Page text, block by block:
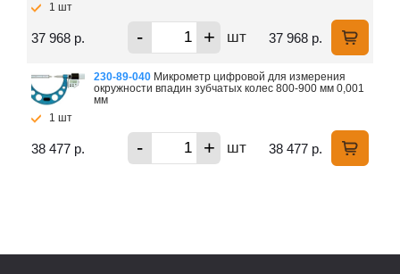
1 шт
37 968 р. - + шт 37 968 р.
230-89-040 Микрометр цифровой для измерения
окружности впадин зубчатых колес 800-900 мм 0,001
мм
1 шт
38 477 р. - + шт 38 477 р.